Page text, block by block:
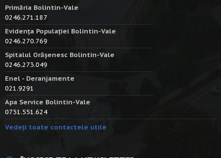
Primăria Bolintin-Vale
0246.271.187
Evidența Populației Bolintin-Vale
0246.270.769
Spitalul Orășenesc Bolintin-Vale
0246.273.049
Enel - Deranjamente
021.9291
Apa Service Bolintin-Vale
0731.551.624
Vedeți toate contactele utile